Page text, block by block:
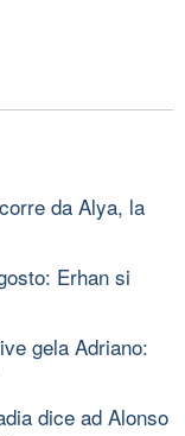
da Alya, la
Erhan si
gela Adriano:
dice ad Alonso